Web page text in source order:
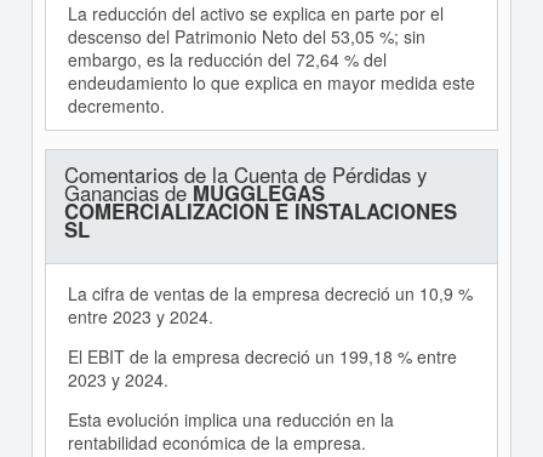
La reducción del activo se explica en parte por el
descenso del Patrimonio Neto del 53,05 %; sin
embargo, es la reducción del 72,64 % del
endeudamiento lo que explica en mayor medida este
decremento.
Comentarios de la Cuenta de Pérdidas y
Ganancias deMUGGLEGAS
COMERCIALIZACION E INSTALACIONES
SL
La cifra de ventas de la empresa decreció un 10,9 %
entre 2023 y 2024.
El EBIT de la empresa decreció un 199,18 % entre
2023 y 2024.
Esta evolución implica una reducción en la
rentabilidad económica de la empresa.